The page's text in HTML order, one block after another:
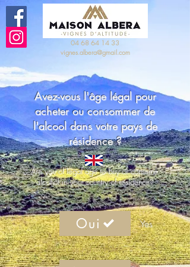
04 68 64 14 33
vignes.albera@gmail.com
Avez-vous l'âge légal pour
acheter ou consommer de
l'alcool dans votre pays de
résidence ?
Are you of legal age to buy or consume
alcohol in your country of residence?
Oui Yes
Maison Albera vins d'altitude